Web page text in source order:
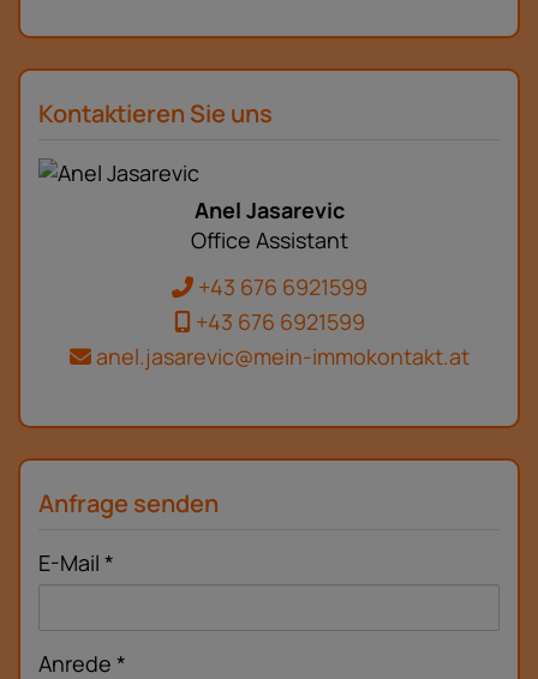
Kontaktieren Sie uns
Anel Jasarevic
Office Assistant
+43 676 6921599
+43 676 6921599
anel.jasarevic@mein-immokontakt.at
Anfrage senden
E-Mail
Anrede